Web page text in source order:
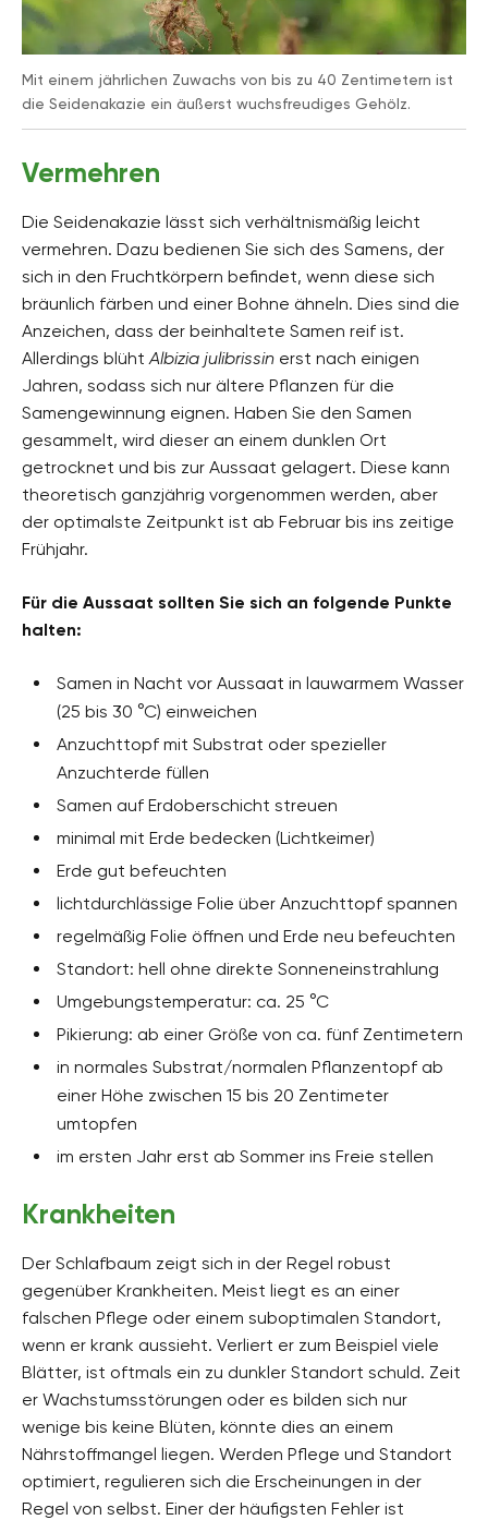
Mit einem jährlichen Zuwachs von bis zu 40 Zentimetern ist
die Seidenakazie ein äußerst wuchsfreudiges Gehölz.
Vermehren
Die Seidenakazie lässt sich verhältnismäßig leicht
vermehren. Dazu bedienen Sie sich des Samens, der
sich in den Fruchtkörpern befindet, wenn diese sich
bräunlich färben und einer Bohne ähneln. Dies sind die
Anzeichen, dass der beinhaltete Samen reif ist.
Allerdings blüht Albizia julibrissin erst nach einigen
Jahren, sodass sich nur ältere Pflanzen für die
Samengewinnung eignen. Haben Sie den Samen
gesammelt, wird dieser an einem dunklen Ort
getrocknet und bis zur Aussaat gelagert. Diese kann
theoretisch ganzjährig vorgenommen werden, aber
der optimalste Zeitpunkt ist ab Februar bis ins zeitige
Frühjahr.
Für die Aussaat sollten Sie sich an folgende Punkte
halten:
Samen in Nacht vor Aussaat in lauwarmem Wasser
(25 bis 30 °C) einweichen
Anzuchttopf mit Substrat oder spezieller
Anzuchterde füllen
Samen auf Erdoberschicht streuen
minimal mit Erde bedecken (Lichtkeimer)
Erde gut befeuchten
lichtdurchlässige Folie über Anzuchttopf spannen
regelmäßig Folie öffnen und Erde neu befeuchten
Standort: hell ohne direkte Sonneneinstrahlung
Umgebungstemperatur: ca. 25 °C
Pikierung: ab einer Größe von ca. fünf Zentimetern
in normales Substrat/normalen Pflanzentopf ab
einer Höhe zwischen 15 bis 20 Zentimeter
umtopfen
im ersten Jahr erst ab Sommer ins Freie stellen
Krankheiten
Der Schlafbaum zeigt sich in der Regel robust
gegenüber Krankheiten. Meist liegt es an einer
falschen Pflege oder einem suboptimalen Standort,
wenn er krank aussieht. Verliert er zum Beispiel viele
Blätter, ist oftmals ein zu dunkler Standort schuld. Zeit
er Wachstumsstörungen oder es bilden sich nur
wenige bis keine Blüten, könnte dies an einem
Nährstoffmangel liegen. Werden Pflege und Standort
optimiert, regulieren sich die Erscheinungen in der
Regel von selbst. Einer der häufigsten Fehler ist